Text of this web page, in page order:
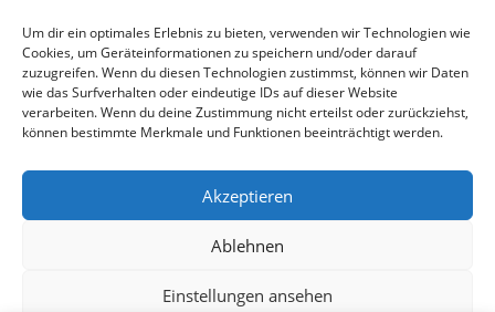
Um dir ein optimales Erlebnis zu bieten, verwenden wir Technologien wie
Cookies, um Geräteinformationen zu speichern und/oder darauf
zuzugreifen. Wenn du diesen Technologien zustimmst, können wir Daten
wie das Surfverhalten oder eindeutige IDs auf dieser Website
verarbeiten. Wenn du deine Zustimmung nicht erteilst oder zurückziehst,
können bestimmte Merkmale und Funktionen beeinträchtigt werden.
Akzeptieren
Ablehnen
Einstellungen ansehen
Categories
Meldungen
Copyright S Tesch Mode Itzehoe Enjoy the little
things! ALLE PREISE VERSTEHEN SICH INKLUSIVE